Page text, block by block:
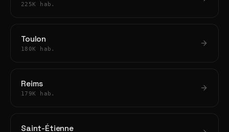
225K hab.
Toulon
180K hab.
Reims
179K hab.
Saint-Étienne